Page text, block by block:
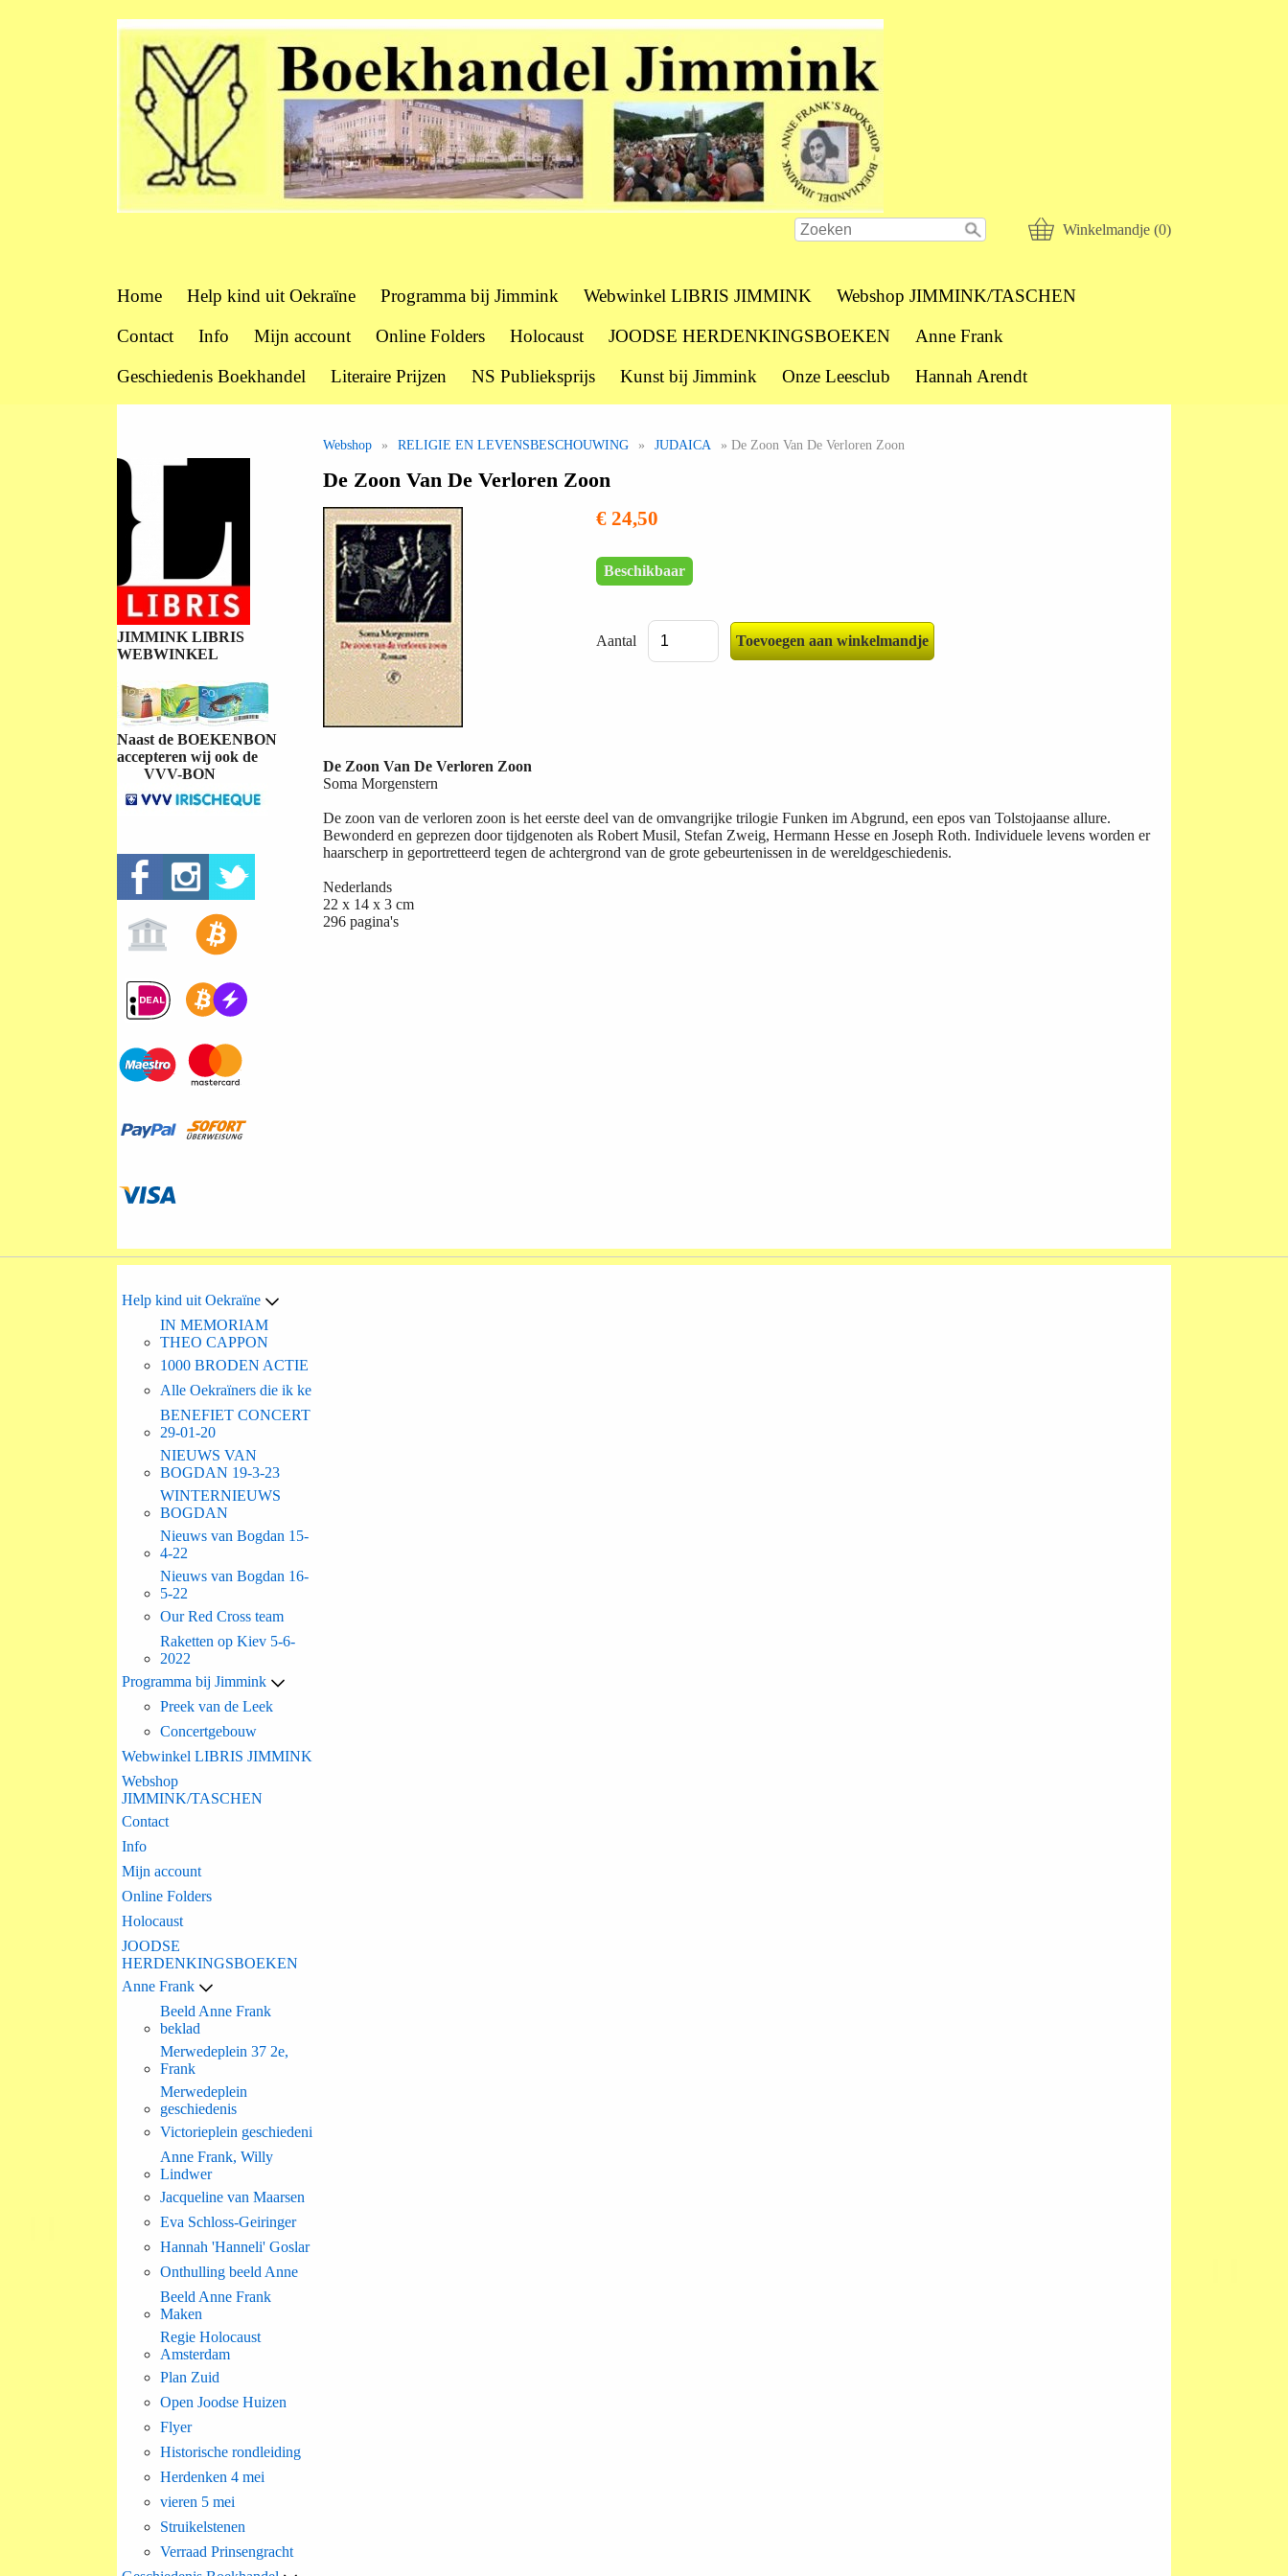
Winkelmandje (0)
Home Help kind uit Oekraïne Programma bij Jimmink Webwinkel LIBRIS JIMMINK
Webshop JIMMINK/TASCHEN
Contact
Info Mijn account Online Folders Holocaust JOODSE HERDENKINGSBOEKEN
Anne Frank
Geschiedenis Boekhandel
Literaire Prijzen NS Publieksprijs Kunst bij Jimmink Onze Leesclub Hannah Arendt
JIMMINK LIBRIS
WEBWINKEL
Naast de BOEKENBON
accepteren wij ook de
VVV-BON
Webshop » RELIGIE EN LEVENSBESCHOUWING » JUDAICA » De Zoon Van De Verloren Zoon
De Zoon Van De Verloren Zoon
€ 24,50
Beschikbaar
Aantal
De Zoon Van De Verloren Zoon
Soma Morgenstern
De zoon van de verloren zoon is het eerste deel van de omvangrijke trilogie Funken im Abgrund, een epos van Tolstojaanse allure.
Bewonderd en geprezen door tijdgenoten als Robert Musil, Stefan Zweig, Hermann Hesse en Joseph Roth. Individuele levens worden er
haarscherp in geportretteerd tegen de achtergrond van de grote gebeurtenissen in de wereldgeschiedenis.
Nederlands
22 x 14 x 3 cm
296 pagina's
Help kind uit Oekraïne
IN MEMORIAM
THEO CAPPON
1000 BRODEN ACTIE
Alle Oekraïners die ik ke
BENEFIET CONCERT
29-01-20
NIEUWS VAN
BOGDAN 19-3-23
WINTERNIEUWS
BOGDAN
Nieuws van Bogdan 15-
4-22
Nieuws van Bogdan 16-
5-22
Our Red Cross team
Raketten op Kiev 5-6-
2022
Programma bij Jimmink
Preek van de Leek
Concertgebouw
Webwinkel LIBRIS JIMMINK
Webshop
JIMMINK/TASCHEN
Contact
Info
Mijn account
Online Folders
Holocaust
JOODSE
HERDENKINGSBOEKEN
Anne Frank
Beeld Anne Frank
beklad
Merwedeplein 37 2e,
Frank
Merwedeplein
geschiedenis
Victorieplein geschiedeni
Anne Frank, Willy
Lindwer
Jacqueline van Maarsen
Eva Schloss-Geiringer
Hannah 'Hanneli' Goslar
Onthulling beeld Anne
Beeld Anne Frank
Maken
Regie Holocaust
Amsterdam
Plan Zuid
Open Joodse Huizen
Flyer
Historische rondleiding
Herdenken 4 mei
vieren 5 mei
Struikelstenen
Verraad Prinsengracht